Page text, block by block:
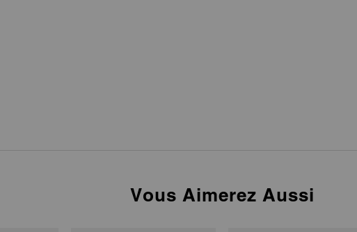
Vous Aimerez Aussi